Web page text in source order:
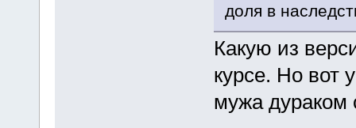
доля в
Какую из
курсе. Но вот
мужа дураком